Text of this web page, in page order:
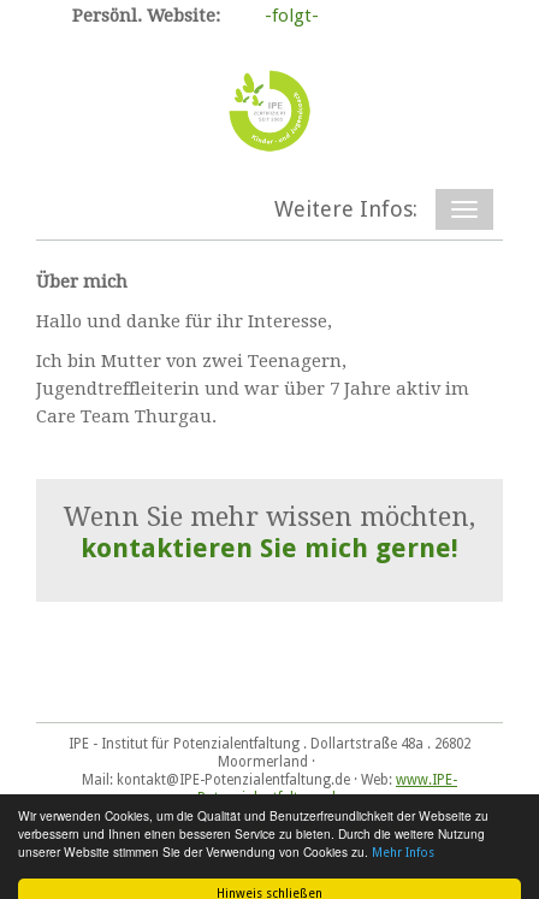
Hinweis schließen
Wir verwenden Cookies, um die Qualität und Benutzerfreundlichkeit der Webseite zu
verbessern und Ihnen einen besseren Service zu bieten. Durch die weitere Nutzung
unserer Website stimmen Sie der Verwendung von Cookies zu. Mehr Infos
Persönl. Website: -folgt-
Weitere Infos:
Über mich
Hallo und danke für ihr Interesse,
Ich bin Mutter von zwei Teenagern,
Jugendtreffleiterin und war über 7 Jahre aktiv im
Care Team Thurgau.
Wenn Sie mehr wissen möchten,
kontaktieren Sie mich gerne!
IPE - Institut für Potenzialentfaltung . Dollartstraße 48a . 26802
Moormerland ·
Mail: kontakt@IPE-Potenzialentfaltung.de · Web: www.IPE-
Potenzialentfaltung.de
Impressum-Datenschutz-Sitemap